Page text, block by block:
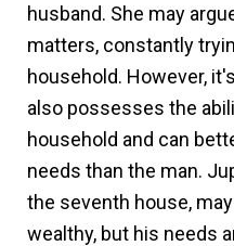
husband. She may
matters, constantly
household. However,
also possesses the
household and can
needs than the man.
the seventh house,
wealthy, but his needs